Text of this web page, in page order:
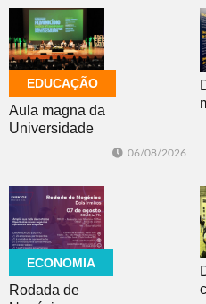
EDUCAÇÃO
Aula magna da
Universidade
acadêmica em
debate sobre o
feminicídio
06/08/2026
ECONOMIA
Rodada de